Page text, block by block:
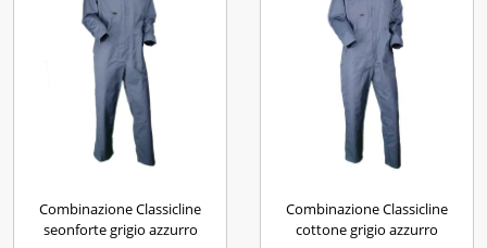
Combinazione Classicline
seonforte grigio azzurro
Combinazione Classicline
cottone grigio azzurro